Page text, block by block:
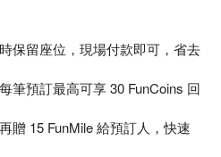
保留座位，現場付款即可，省去
筆預訂最高可享 30 FunCoins 回
贈 15 FunMile 給預訂人，快速